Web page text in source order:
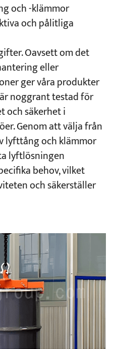
och -klämmor
och pålitliga
Oavsett om det
eller
ger våra produkter
noggrant testad för
och säkerhet i
Genom att välja från
lyfttång och klämmor
lyftlösningen
behov, vilket
och säkerställer